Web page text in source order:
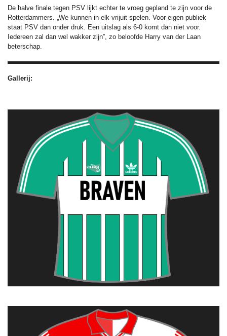
De halve finale tegen PSV lijkt echter te vroeg gepland te zijn voor de
Rotterdammers. „We kunnen in elk vrijuit spelen. Voor eigen publiek
staat PSV dan onder druk. Een uitslag als 6-0 komt dan niet voor.
Iedereen zal dan wel wakker zijn”, zo beloofde Harry van der Laan
beterschap.
Gallerij: